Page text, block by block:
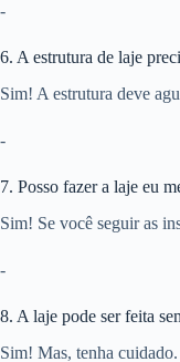
-
6. A estrutura de laje
Sim! A estrutura deve
-
7. Posso fazer a laje eu
Sim! Se você seguir as
-
8. A laje pode ser feita
Sim! Mas, tenha